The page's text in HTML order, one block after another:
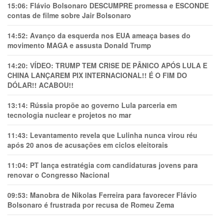
15:06: Flávio Bolsonaro DESCUMPRE promessa e ESCONDE
contas de filme sobre Jair Bolsonaro
14:52: Avanço da esquerda nos EUA ameaça bases do
movimento MAGA e assusta Donald Trump
14:20: VÍDEO: TRUMP TEM CRlSE DE PÂNlCO APÓS LULA E
CHINA LANÇAREM PIX INTERNACIONAL!! É O FIM DO
DÓLAR!! ACABOU!!
13:14: Rússia propõe ao governo Lula parceria em
tecnologia nuclear e projetos no mar
11:43: Levantamento revela que Lulinha nunca virou réu
após 20 anos de acusações em ciclos eleitorais
11:04: PT lança estratégia com candidaturas jovens para
renovar o Congresso Nacional
09:53: Manobra de Nikolas Ferreira para favorecer Flávio
Bolsonaro é frustrada por recusa de Romeu Zema